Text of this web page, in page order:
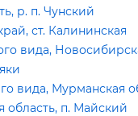
р. п. Чунский
ст. Калининская
вида,
Мурманская
п. Майский